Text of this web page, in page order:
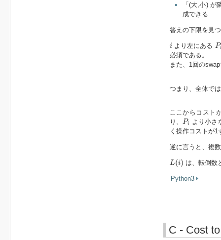
「(大,小)
成できる
答えの下限を見
iより左にある P
Pi
必須である。
また、1回の
つまり、全体で
ここからコスト
り、 Pi
Pi より小さ
く操作コストが1
逆に言うと、複
L(i)
L( i) は、転倒数
Python3
C - Cost